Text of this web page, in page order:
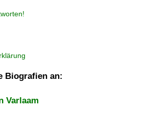
Biografien an:
Varlaam